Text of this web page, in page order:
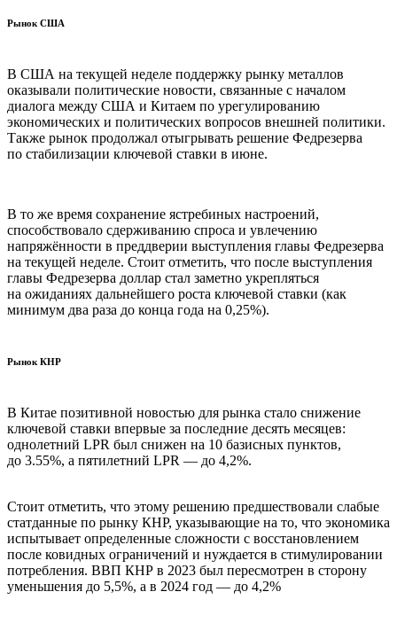
Рынок США
В США на текущей неделе поддержку рынку металлов
оказывали политические новости, связанные с началом
диалога между США и Китаем по урегулированию
экономических и политических вопросов внешней политики.
Также рынок продолжал отыгрывать решение Федрезерва
по стабилизации ключевой ставки в июне.
В то же время сохранение ястребиных настроений,
способствовало сдерживанию спроса и увлечению
напряжённости в преддверии выступления главы Федрезерва
на текущей неделе. Стоит отметить, что после выступления
главы Федрезерва доллар стал заметно укрепляться
на ожиданиях дальнейшего роста ключевой ставки (как
минимум два раза до конца года на 0,25%).
Рынок КНР
В Китае позитивной новостью для рынка стало снижение
ключевой ставки впервые за последние десять месяцев:
однолетний LPR был снижен на 10 базисных пунктов,
до 3.55%, а пятилетний LPR — до 4,2%.
Стоит отметить, что этому решению предшествовали слабые
статданные по рынку КНР, указывающие на то, что экономика
испытывает определенные сложности с восстановлением
после ковидных ограничений и нуждается в стимулировании
потребления. ВВП КНР в 2023 был пересмотрен в сторону
уменьшения до 5,5%, а в 2024 год — до 4,2%